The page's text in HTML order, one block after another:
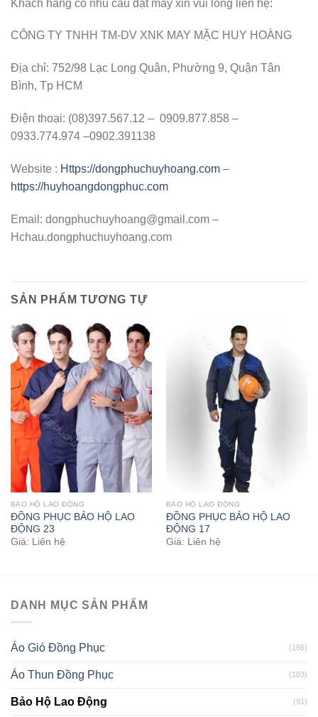
Khách hàng có nhu cầu đặt may xin vui lòng liên hệ:
CÔNG TY TNHH TM-DV XNK MAY MẶC HUY HOÀNG
Địa chỉ: 752/98 Lạc Long Quân, Phường 9, Quận Tân
Bình, Tp HCM
Điện thoại: (08)397.567.12 – 0909.877.858 –
0933.774.974 –0902.391138
Website : Https://dongphuchuyhoang.com –
https://huyhoangdongphuc.com
Email: dongphuchuyhoang@gmail.com –
Hchau.dongphuchuyhoang.com
SẢN PHẨM TƯƠNG TỰ
BẢO HỘ LAO ĐỘNG
ĐỒNG PHỤC BẢO HỘ LAO
ĐỘNG 23
Giá: Liên hệ
BẢO HỘ LAO ĐỘNG
ĐỒNG PHỤC BẢO HỘ LAO
ĐỘNG 17
Giá: Liên hệ
DANH MỤC SẢN PHẨM
Áo Gió Đồng Phục (166)
Áo Thun Đồng Phục (103)
Bảo Hộ Lao Động (91)